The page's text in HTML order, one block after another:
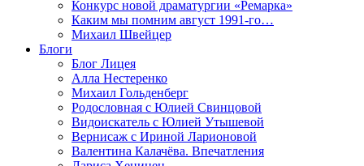
Конкурс новой драматургии «Ремарка»
Каким мы помним август 1991-го…
Михаил Швейцер
Блоги
Блог Лицея
Алла Нестеренко
Михаил Гольденберг
Родословная с Юлией Свинцовой
Видоискатель с Юлией Утышевой
Вернисаж с Ириной Ларионовой
Валентина Калачёва. Впечатления